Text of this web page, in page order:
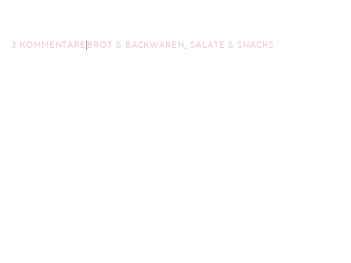
3 KOMMENTAREBROT & BACKWAREN, SALATE & SNACKS